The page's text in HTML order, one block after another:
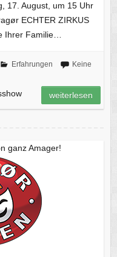
17. August, um 15 Uhr
ECHTER ZIRKUS
Ihrer Familie…
Erfahrungen
Keine
weiterlesen
ganz Amager!